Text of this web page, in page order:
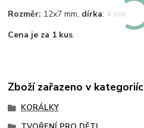
Rozměr: 12x7 mm, dírka: 4 mm
Cena je za 1 kus.
Zboží zařazeno v
KORÁLKY